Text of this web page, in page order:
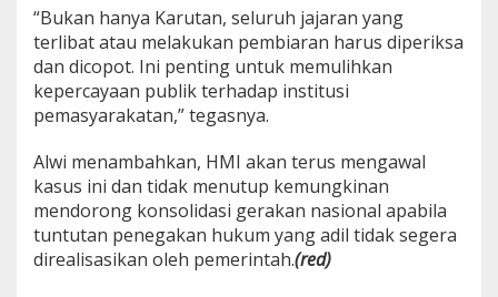
“Bukan hanya Karutan, seluruh jajaran yang
terlibat atau melakukan pembiaran harus diperiksa
dan dicopot. Ini penting untuk memulihkan
kepercayaan publik terhadap institusi
pemasyarakatan,” tegasnya.
Alwi menambahkan, HMI akan terus mengawal
kasus ini dan tidak menutup kemungkinan
mendorong konsolidasi gerakan nasional apabila
tuntutan penegakan hukum yang adil tidak segera
direalisasikan oleh pemerintah.(red)